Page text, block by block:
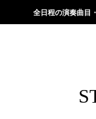
全日程の演奏曲目